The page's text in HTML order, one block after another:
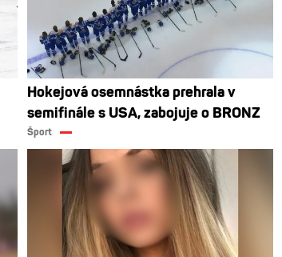
Hokejová osemnástka prehrala v
semifinále s USA, zabojuje o BRONZ
Šport